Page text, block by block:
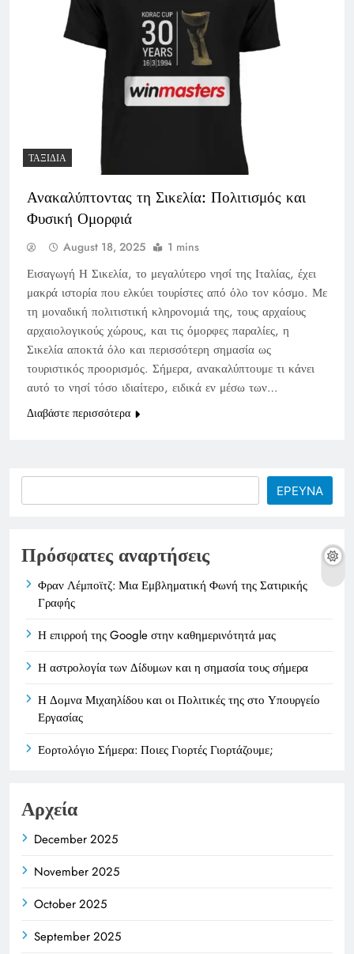
ΤΑΞΊΔΙΑ
Ανακαλύπτοντας τη Σικελία: Πολιτισμός και
Φυσική Ομορφιά
August 18, 2025 1 mins
Εισαγωγή Η Σικελία, το μεγαλύτερο νησί της Ιταλίας, έχει
μακρά ιστορία που ελκύει τουρίστες από όλο τον κόσμο. Με
τη μοναδική πολιτιστική κληρονομιά της, τους αρχαίους
αρχαιολογικούς χώρους, και τις όμορφες παραλίες, η
Σικελία αποκτά όλο και περισσότερη σημασία ως
τουριστικός προορισμός. Σήμερα, ανακαλύπτουμε τι κάνει
αυτό το νησί τόσο ιδιαίτερο, ειδικά εν μέσω των…
Διαβάστε περισσότερα
ΕΡΕΥΝΑ
Πρόσφατες αναρτήσεις
Φραν Λέμποϊτζ: Μια Εμβληματική Φωνή της Σατιρικής
Γραφής
Η επιρροή της Google στην καθημερινότητά μας
Η αστρολογία των Δίδυμων και η σημασία τους σήμερα
Η Δομνα Μιχαηλίδου και οι Πολιτικές της στο Υπουργείο
Εργασίας
Εορτολόγιο Σήμερα: Ποιες Γιορτές Γιορτάζουμε;
Αρχεία
December 2025
November 2025
October 2025
September 2025